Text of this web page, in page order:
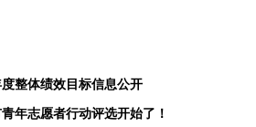
度整体绩效目标信息公开
年志愿者行动评选开始了！